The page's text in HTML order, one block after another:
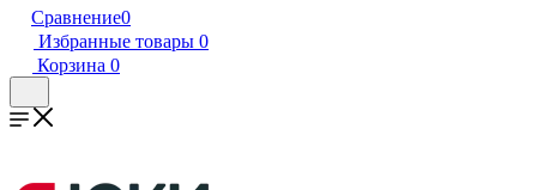
Сравнение0
Избранные товары 0
Корзина 0